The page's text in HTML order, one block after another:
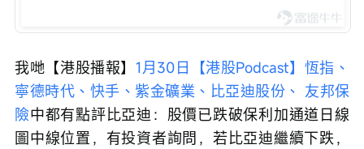
我哋【港股播報】 1月30日【港股Podcast】恆指、
寧德時代、快手、紫金礦業、比亞迪股份、 友邦保
險中都有點評比亞迪：股價已跌破保利加通道日線
圖中線位置，有投資者詢問，若比亞迪繼續下跌，